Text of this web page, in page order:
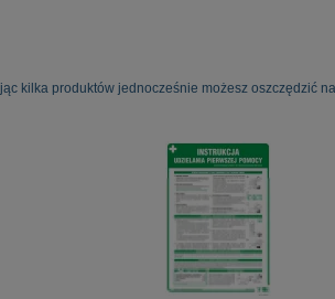
kilka produktów jednocześnie możesz oszczędzić